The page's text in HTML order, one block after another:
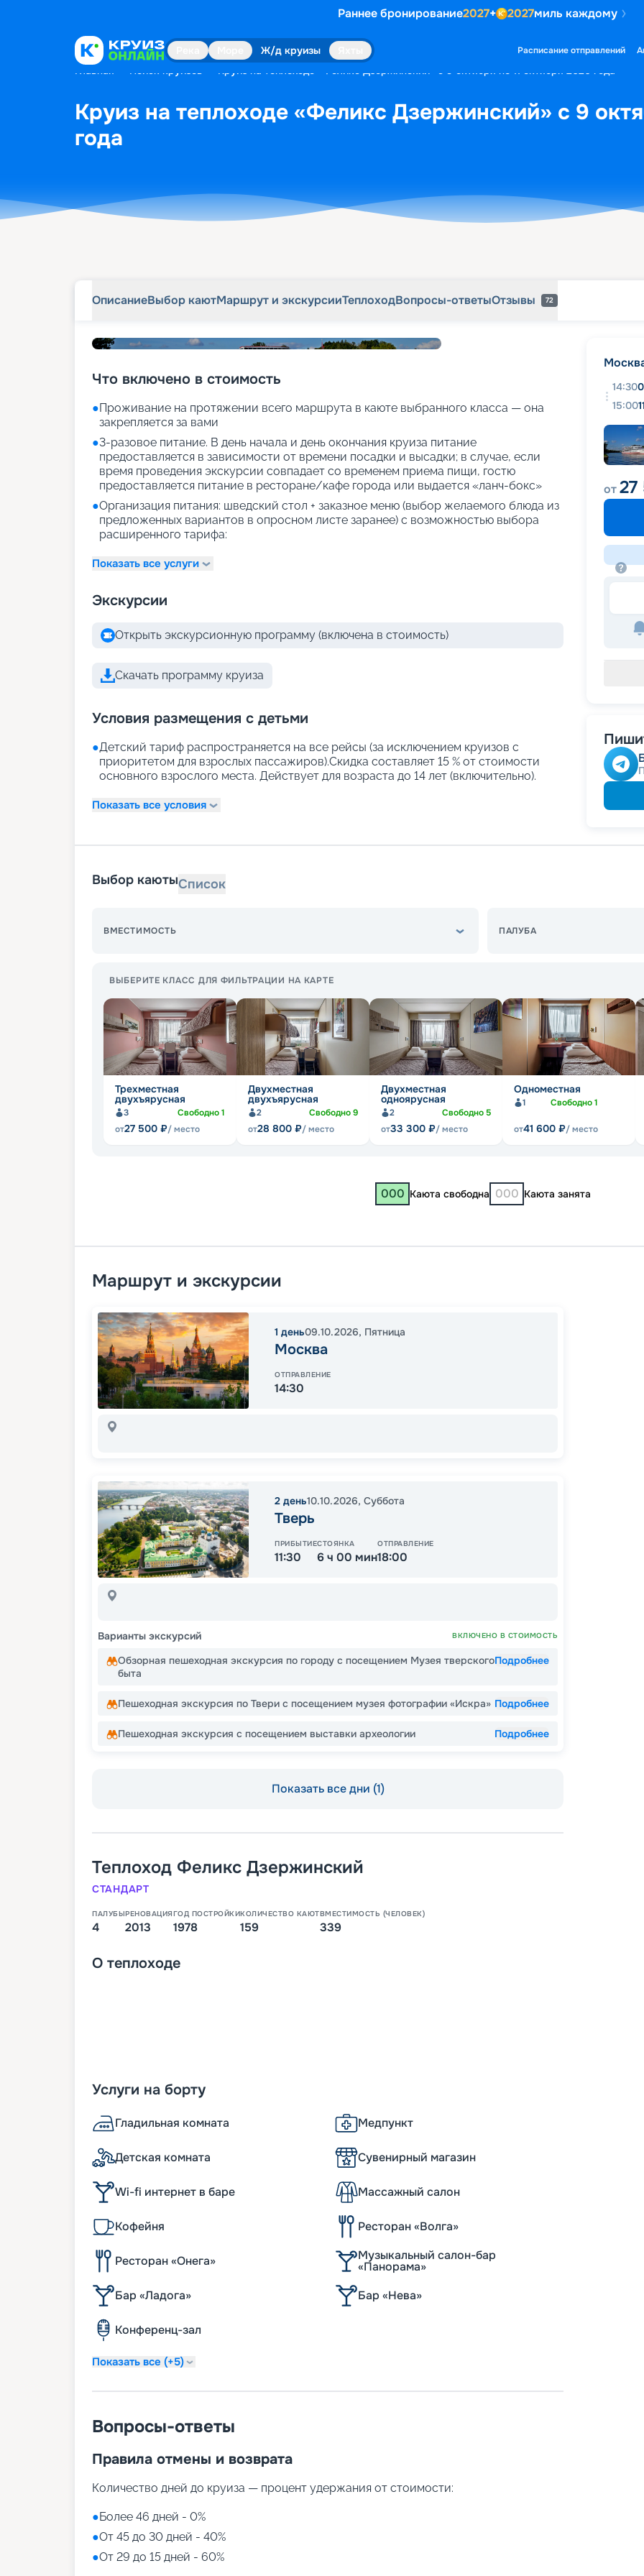
Раннее бронирование2027+ 2027миль каждому
Ж/д круизы Расписание отправлений
Главная Поиск круизов Круиз на теплоходе «Феликс Дзержинский» с 9 октября по 11 октября 2026 года
Круиз на теплоходе «Феликс Дзержинский» с 9
года
ОписаниеВыбор каютМаршрут и экскурсииТеплоходВопросы-ответыОтзывы 72
Что включено в стоимость
●Проживание на протяжении всего маршрута в каюте выбранного класса — она
закрепляется за вами
●3-разовое питание. В день начала и день окончания круиза питание
предоставляется в зависимости от времени посадки и высадки; в случае, если
время проведения экскурсии совпадает со временем приема пищи, гостю
предоставляется питание в ресторане/кафе города или выдается «ланч-бокс»
●Организация питания: шведский стол + заказное меню (выбор желаемого блюда из
предложенных вариантов в опросном листе заранее) с возможностью выбора
расширенного тарифа:
Показать все услуги
Экскурсии
Открыть экскурсионную программу (включена в стоимость)
Скачать программу круиза
Условия размещения с детьми
●Детский тариф распространяется на все рейсы (за исключением круизов с
приоритетом для взрослых пассажиров).Скидка составляет 15 % от стоимости
основного взрослого места. Действует для возраста до 14 лет (включительно).
Показать все условия
14:30
15:00
от
Выбор каютыСписок
ВМЕСТИМОСТЬ ПАЛУБА
ВЫБЕРИТЕ КЛАСС ДЛЯ ФИЛЬТРАЦИИ НА КАРТЕ
Трехместная
двухъярусная
3 Свободно1
от27 500 ₽/ место
Двухместная
двухъярусная
2 Свободно9
от28 800 ₽/ место
Двухместная
одноярусная
2 Свободно5
от33 300 ₽/ место
Одноместная
1 Свободно1
от41 600 ₽/ место
000 Каюта свободна 000 Каюта занята
Маршрут и экскурсии
1 день09.10.2026, Пятница
Москва
ОТПРАВЛЕНИЕ
14:30
2 день10.10.2026, Суббота
Тверь
ПРИБЫТИЕ
11:30
СТОЯНКА
6 ч 00 мин
ОТПРАВЛЕНИЕ
18:00
Варианты экскурсий ВКЛЮЧЕНО В СТОИМОСТЬ
Обзорная пешеходная экскурсия по городу с посещением Музея тверского
быта
Подробнее
Пешеходная экскурсия по Твери с посещением музея фотографии «Искра» Подробнее
Пешеходная экскурсия с посещением выставки археологии Подробнее
Показать все дни (1)
Теплоход Феликс Дзержинский
СТАНДАРТ
ПАЛУБЫ
4
РЕНОВАЦИЯ
2013
ГОД ПОСТРОЙКИ
1978
КОЛИЧЕСТВО КАЮТ
159
ВМЕСТИМОСТЬ (ЧЕЛОВЕК)
339
О теплоходе
Услуги на борту
Гладильная комната Медпункт
Детская комната Сувенирный магазин
Wi-fi интернет в баре Массажный салон
Кофейня Ресторан «Волга»
Ресторан «Онега» Музыкальный салон-бар
«Панорама»
Бар «Ладога»
Бар «Нева»
Конференц-зал
Показать все (+5)
Вопросы-ответы
Правила отмены и возврата
Количество дней до круиза — процент удержания от стоимости:
●Более 46 дней - 0%
●От 45 до 30 дней - 40%
●От 29 до 15 дней - 60%